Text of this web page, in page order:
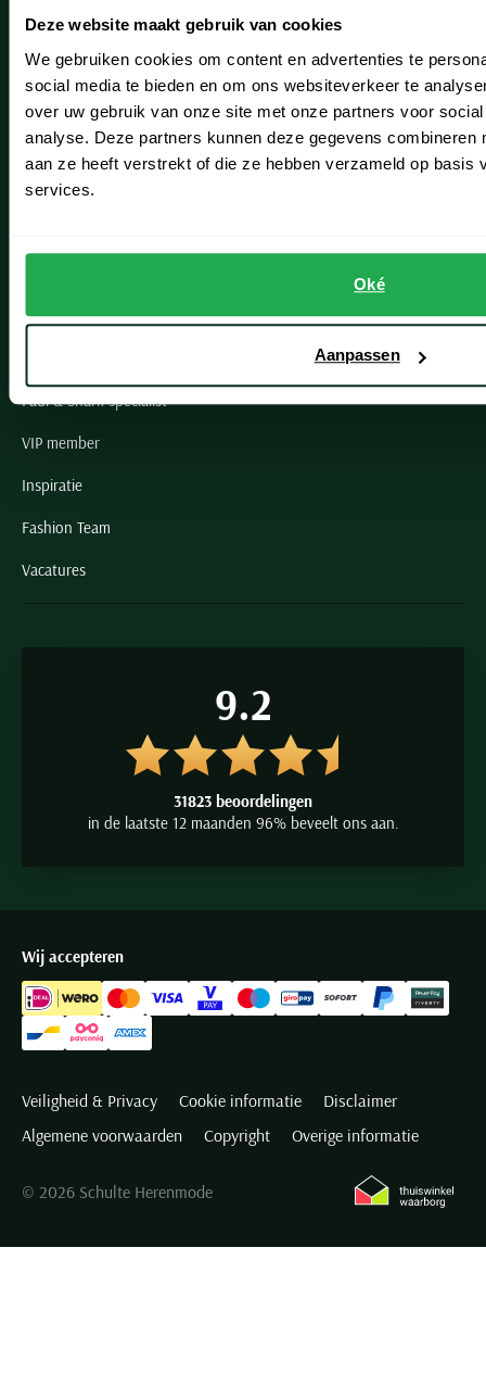
Deze website maakt gebruik van cookies
We gebruiken cookies om content en advertenties te
social media te bieden en om ons websiteverkeer te
over uw gebruik van onze site met onze partners voor
analyse. Deze partners kunnen deze gegevens combineren
aan ze heeft verstrekt of die ze hebben verzameld op basis
services.
Oké
Aanpassen
Hillegom
Leiderdorp
Lisse
Noordwijk
Openingstijden winkels
Schulte Herenmode
Paul & Shark specialist
VIP member
Inspiratie
Fashion Team
Vacatures
9.2
31823 beoordelingen
in de laatste 12 maanden 96% beveelt ons aan.
Wij accepteren
Veiligheid & Privacy Cookie informatie
Disclaimer
Algemene voorwaarden
Copyright Overige informatie
© 2026 Schulte Herenmode